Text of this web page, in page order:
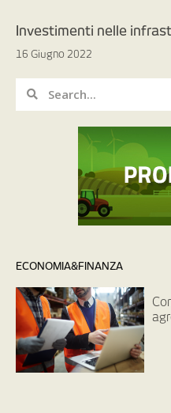
Investimenti nelle
16 Giugno 2022
ECONOMIA&FINANZA